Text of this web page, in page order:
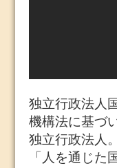
独立行政法人
機構法に基づ
独立行政法人
「人を通じ